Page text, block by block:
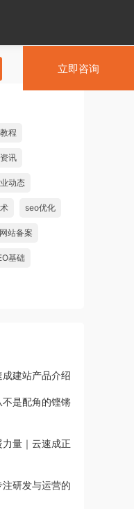
立即咨询
程
讯
动态
seo优化
网站备案
基础
建站产品介绍
是配角的铿锵
量｜云速成正
研发与运营的